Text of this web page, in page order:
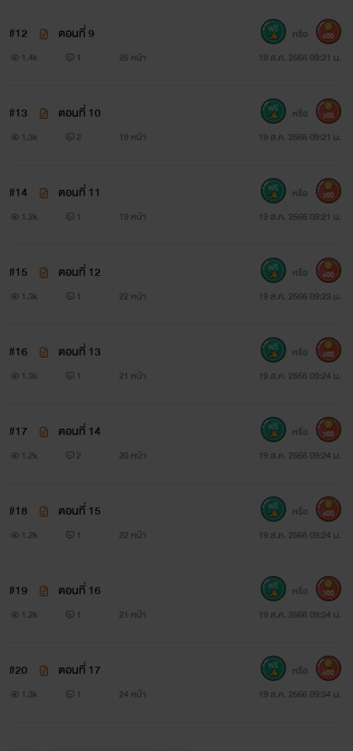
#12 ตอนที่ 9
1.4k 1 25 หน้า 19 ส.ค. 2566 09:21 น.
หรือ 400
#13 ตอนที่ 10
1.3k 2 19 หน้า 19 ส.ค. 2566 09:21 น.
หรือ 300
#14 ตอนที่ 11
1.2k 1 19 หน้า 19 ส.ค. 2566 09:21 น.
หรือ 300
#15 ตอนที่ 12
1.3k 1 22 หน้า 19 ส.ค. 2566 09:23 น.
หรือ 400
#16 ตอนที่ 13
1.3k 1 21 หน้า 19 ส.ค. 2566 09:24 น.
หรือ 400
#17 ตอนที่ 14
1.2k 2 20 หน้า 19 ส.ค. 2566 09:24 น.
หรือ 300
#18 ตอนที่ 15
1.2k 1 22 หน้า 19 ส.ค. 2566 09:24 น.
หรือ 400
#19 ตอนที่ 16
1.2k 1 21 หน้า 19 ส.ค. 2566 09:34 น.
หรือ 300
#20 ตอนที่ 17
1.3k 1 24 หน้า 19 ส.ค. 2566 09:34 น.
หรือ 400